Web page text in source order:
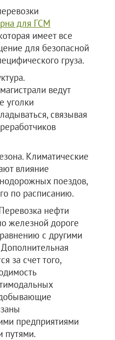
для ГСМ
имеет все
для безопасной
груза.
ведут
уголки
связывая
Климатические
влияние
поездов,
по расписанию.
нефти
железной дороге
с другими
за счет того,
предприятиями
путями.